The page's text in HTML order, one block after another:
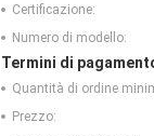
Certificazione:
Numero di modello:
Termini di
Quantità di ordine
Prezzo: